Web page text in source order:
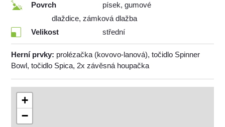
Povrch
písek, gumové
dlaždice, zámková dlažba
Velikost
střední
Herní prvky: prolézačka (kovovo-lanová), točidlo Spinner
Bowl, točidlo Spica, 2x závěsná houpačka
+
−